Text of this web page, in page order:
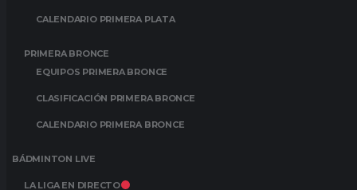
CALENDARIO PRIMERA PLATA
PRIMERA BRONCE
EQUIPOS PRIMERA BRONCE
CLASIFICACIÓN PRIMERA BRONCE
CALENDARIO PRIMERA BRONCE
BÁDMINTON LIVE
LA LIGA EN DIRECTO